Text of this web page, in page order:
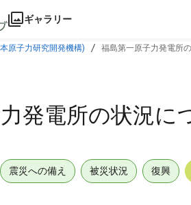
ギャラリー
原子力研究開発機構) 福島第一原子力発電所
発電所の状況に
震災への備え 被災状況 復興